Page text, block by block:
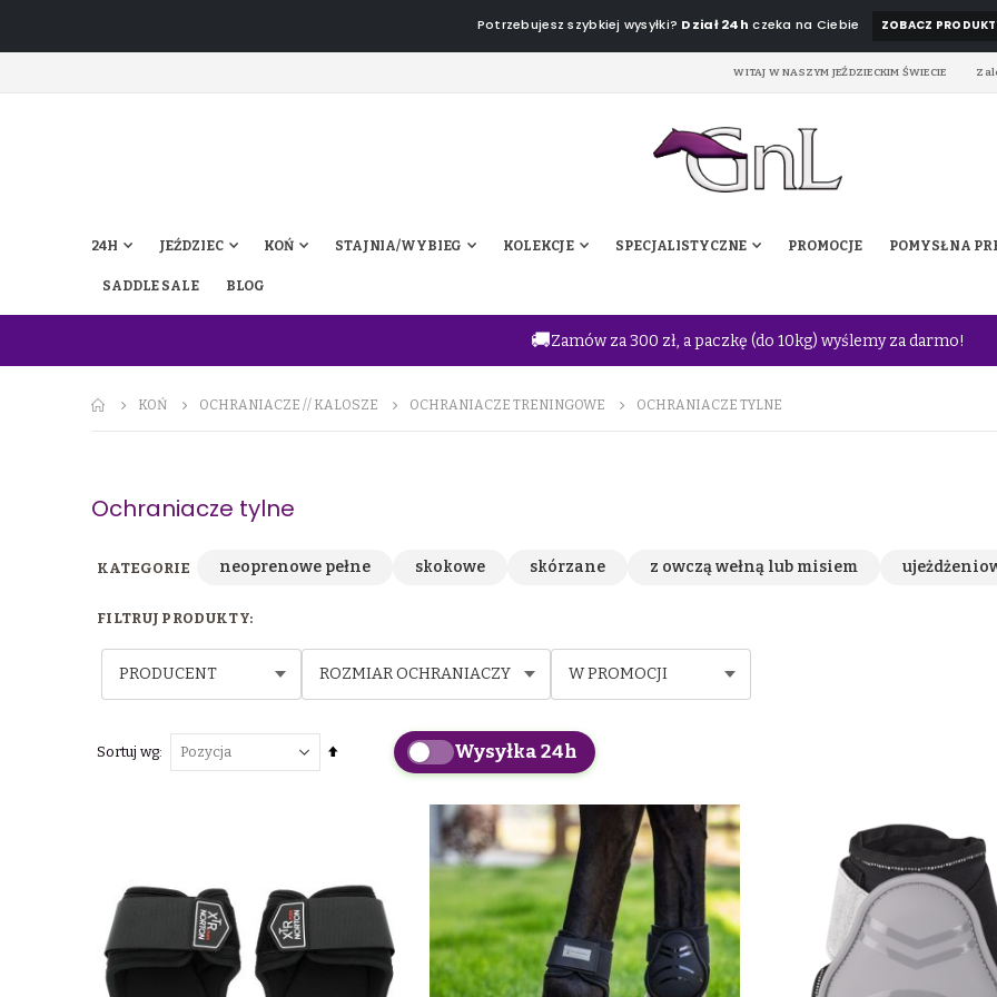
Potrzebujesz szybkiej wysyłki? Dział 24h czeka na Ciebie ZOBACZ
WITAJ W NASZYM JEŹDZIECKIM ŚWIECIE
24H JEŹDZIEC KOŃ STAJNIA/WYBIEG KOLEKCJE SPECJALISTYCZNE PROMOCJE POMYSŁ NA
SADDLE SALE BLOG
🚚Zamów za 300 zł, a paczkę (do 10kg) wyślemy za darmo!
KOŃ OCHRANIACZE // KALOSZE OCHRANIACZE TRENINGOWE OCHRANIACZE TYLNE
Ochraniacze tylne
neoprenowe pełne skokowe skórzane z owczą wełną lub misiem
PRODUCENT ROZMIAR OCHRANIACZY W PROMOCJI
Sortuj wg
Ustaw
Wysyłka 24h